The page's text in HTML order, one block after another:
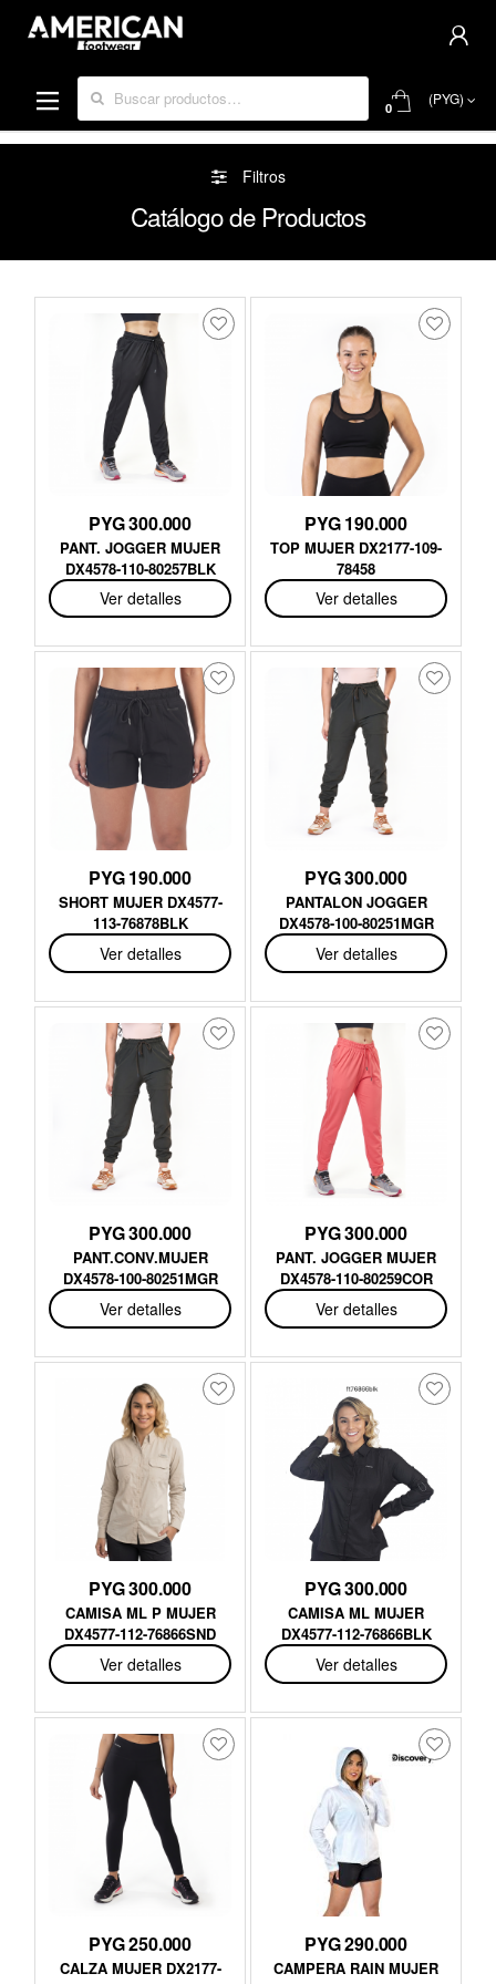
Buscar por:
0 (PYG)
Filtros
Catálogo de Productos
PYG 300.000
PANT. JOGGER MUJER
DX4578-110-80257BLK
Ver detalles
PYG 190.000
TOP MUJER DX2177-109-
78458
Ver detalles
PYG 190.000
SHORT MUJER DX4577-
113-76878BLK
Ver detalles
PYG 300.000
PANTALON JOGGER
DX4578-100-80251MGR
Ver detalles
PYG 300.000
PANT.CONV.MUJER
DX4578-100-80251MGR
Ver detalles
PYG 300.000
PANT. JOGGER MUJER
DX4578-110-80259COR
Ver detalles
PYG 300.000
CAMISA ML P MUJER
DX4577-112-76866SND
Ver detalles
PYG 300.000
CAMISA ML MUJER
DX4577-112-76866BLK
Ver detalles
PYG 250.000
CALZA MUJER DX2177-
PYG 290.000
CAMPERA RAIN MUJER